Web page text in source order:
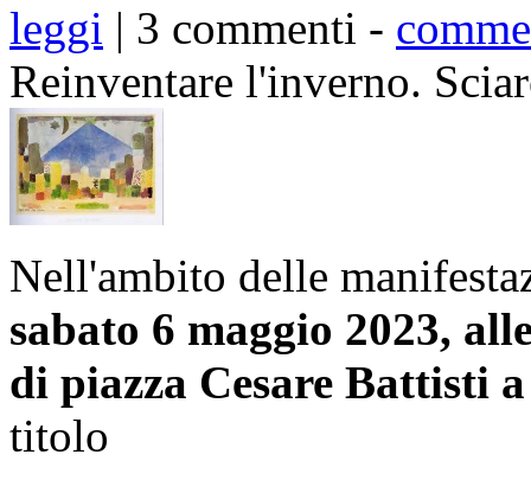
leggi | 3 commenti -
Reinventare l'inverno.
Nell'ambito delle
sabato 6 maggio 2023,
di piazza Cesare Battisti
titolo